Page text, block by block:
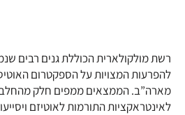
רשת מולקולארית הכוללת גנים רבים
להפרעות המצויות על הספקטרום
מארה”ב. הממצאים ממפים חלק
לאינטראקציות התורמות לאוטיזם